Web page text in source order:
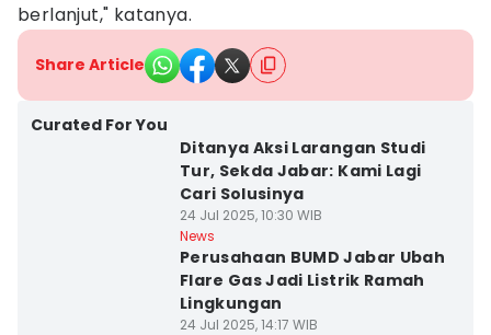
berlanjut," katanya.
Share Article
Curated For You
Ditanya Aksi Larangan Studi
Tur, Sekda Jabar: Kami Lagi
Cari Solusinya
24 Jul 2025, 10:30 WIB
News
Perusahaan BUMD Jabar Ubah
Flare Gas Jadi Listrik Ramah
Lingkungan
24 Jul 2025, 14:17 WIB